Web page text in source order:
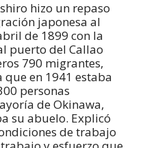
hizo un repaso
japonesa al
de 1899 con la
puerto del Callao
790 migrantes,
en 1941 estaba
personas
de Okinawa,
su abuelo. Explicó
de trabajo